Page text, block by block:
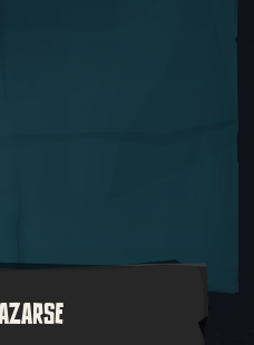
¡Para ser un pirata se